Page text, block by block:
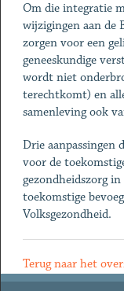
Om die integratie
wijzigingen aan de
zorgen voor een
geneeskundige
wordt niet
terechtkomt) en
samenleving ook
Drie aanpassingen
voor de
gezondheidszorg
toekomstige
Volksgezondheid.
Terug naar het